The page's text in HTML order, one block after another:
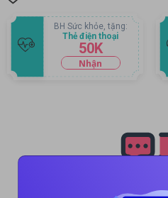
50K
Thẻ điện thoại
BH Sức khỏe, tặng:
Nhận